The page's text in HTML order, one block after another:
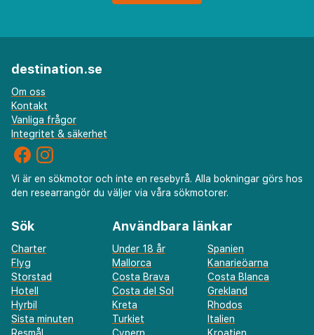
destination.se
Om oss
Kontakt
Vanliga frågor
Integritet & säkerhet
Vi är en sökmotor och inte en resebyrå. Alla bokningar görs hos
den researrangör du väljer via våra sökmotorer.
Sök
Charter
Flyg
Storstad
Hotell
Hyrbil
Sista minuten
Användbara länkar
Under 18 år
Spanien
Mallorca
Kanarieöarna
Costa Brava
Costa Blanca
Costa del Sol
Grekland
Kreta
Rhodos
Turkiet
Italien